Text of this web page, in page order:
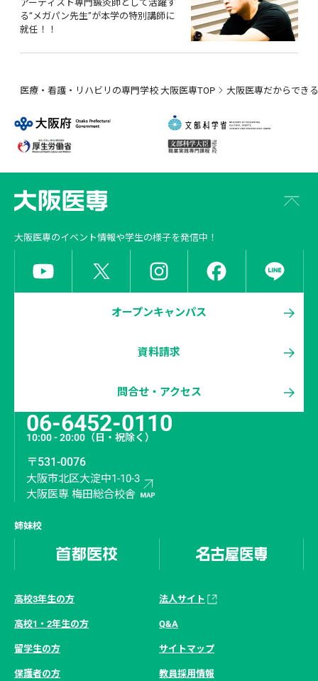
アーティスト専門鍼灸師として活躍す
る“メガパン先生”が本学の特別講師に
就任！！
医療・看護・リハビリの専門学校 大阪医専TOP 大阪医専だからでき
大阪医専のイベント情報や学生の様子を発信中！
オープンキャンパス
資料請求
問合せ・アクセス
06-6452-0110
10:00 - 20:00 （日・祝除く）
〒531-0076
大阪市北区大淀中1-10-3
大阪医専 梅田総合校舎
姉妹校
高校3年生の方
高校1・2年生の方
留学生の方
保護者の方
法人サイト
Q&A
サイトマップ
教員採用情報